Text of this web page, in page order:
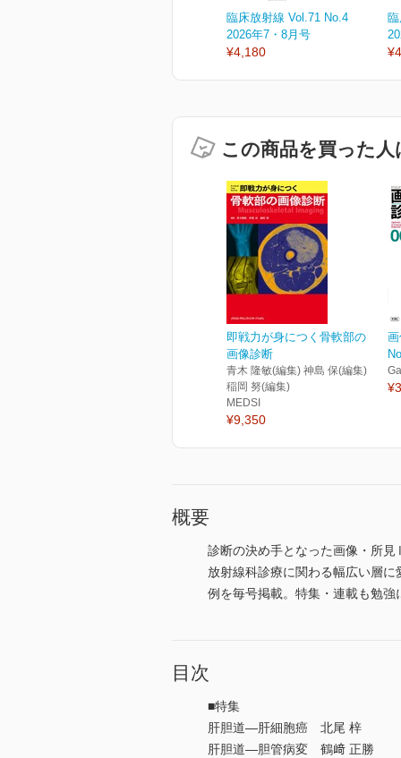
臨床放射線 Vol.71 No.4
2026年7・8月号
¥4,180
この商品を買った
即戦力が身につく骨軟部の
画像診断
青木 隆敏(編集) 神島 保(編集)
稲岡 努(編集)
MEDSI
¥9,350
概要
診断の決め手となった画像・所
放射線科診療に関わる幅広い層
例を毎号掲載。特集・連載も勉強
目次
■特集
肝胆道―肝細胞癌 北尾 梓
肝胆道―胆管病変 鶴﨑 正勝